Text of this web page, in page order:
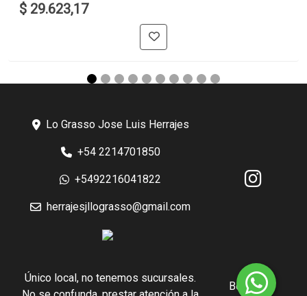
$ 29.623,17
Lo Grasso Jose Luis Herrajes
+54 2214701850
+5492216041822
herrajesjllograsso@gmail.com
Único local, no tenemos sucursales.
Botón de